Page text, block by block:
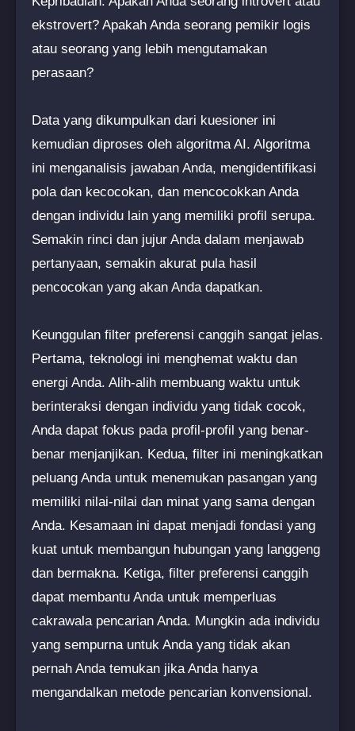
ekstrovert? Apakah Anda seorang pemikir logis
atau seorang yang lebih mengutamakan
perasaan?
Data yang dikumpulkan dari kuesioner ini
kemudian diproses oleh algoritma AI. Algoritma
ini menganalisis jawaban Anda, mengidentifikasi
pola dan kecocokan, dan mencocokkan Anda
dengan individu lain yang memiliki profil serupa.
Semakin rinci dan jujur Anda dalam menjawab
pertanyaan, semakin akurat pula hasil
pencocokan yang akan Anda dapatkan.
Keunggulan filter preferensi canggih sangat jelas.
Pertama, teknologi ini menghemat waktu dan
energi Anda. Alih-alih membuang waktu untuk
berinteraksi dengan individu yang tidak cocok,
Anda dapat fokus pada profil-profil yang benar-
benar menjanjikan. Kedua, filter ini meningkatkan
peluang Anda untuk menemukan pasangan yang
memiliki nilai-nilai dan minat yang sama dengan
Anda. Kesamaan ini dapat menjadi fondasi yang
kuat untuk membangun hubungan yang langgeng
dan bermakna. Ketiga, filter preferensi canggih
dapat membantu Anda untuk memperluas
cakrawala pencarian Anda. Mungkin ada individu
yang sempurna untuk Anda yang tidak akan
pernah Anda temukan jika Anda hanya
mengandalkan metode pencarian konvensional.